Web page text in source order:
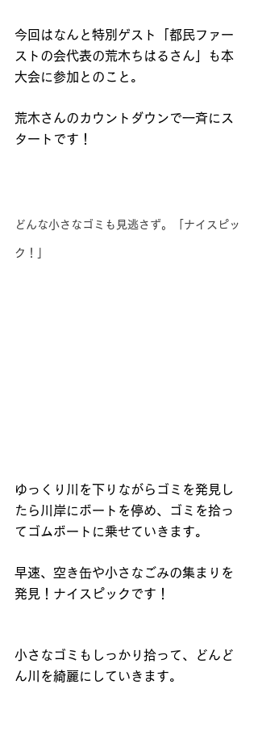
今回はなんと特別ゲスト「都民ファー
ストの会代表の荒木ちはるさん」も本
大会に参加とのこと。
荒木さんのカウントダウンで一斉にス
タートです！
どんな小さなゴミも見逃さず。「ナイスピッ
ク！」
ゆっくり川を下りながらゴミを発見し
たら川岸にボートを停め、ゴミを拾っ
てゴムボートに乗せていきます。
早速、空き缶や小さなごみの集まりを
発見！ナイスピックです！
小さなゴミもしっかり拾って、どんど
ん川を綺麗にしていきます。